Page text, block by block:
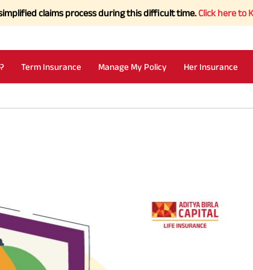
process during this difficult time.Click here to Know more.
Term Insurance Manage My Policy Her Insurance